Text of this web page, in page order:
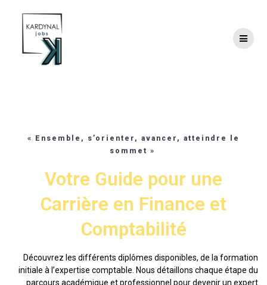
« Ensemble, s’orienter, avancer, atteindre le
sommet »
Votre Guide pour une
Carrière en Finance et
Comptabilité
Découvrez les différents diplômes disponibles, de la formation
initiale à l’expertise comptable. Nous détaillons chaque étape du
parcours académique et professionnel pour devenir un expert